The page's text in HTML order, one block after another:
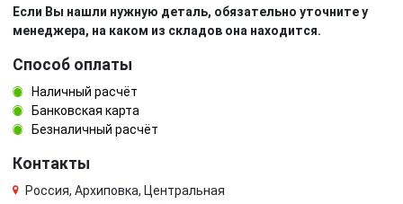
Если Вы нашли нужную деталь, обязательно уточните у
менеджера, на каком из складов она находится.
Способ оплаты
Наличный расчёт
Банковская карта
Безналичный расчёт
Контакты
Россия, Архиповка, Центральная